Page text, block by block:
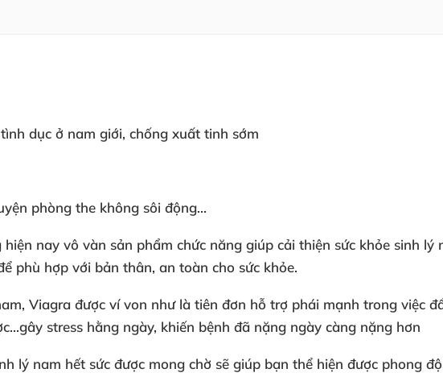
dục ở nam giới, chống xuất tinh sớm
phòng the không sôi động...
nay vô vàn sản phẩm chức năng giúp cải thiện sức khỏe sinh lý
phù hợp với bản thân, an toàn cho sức khỏe.
, Viagra được ví von như là tiên đơn hỗ trợ phái mạnh trong việc
stress hằng ngày, khiến bệnh đã nặng ngày càng nặng hơn
lý nam hết sức được mong chờ sẽ giúp bạn thể hiện được phong